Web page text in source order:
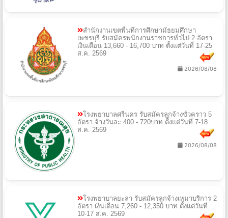
สำนักงานเขตพื้นที่การศึกษามัธยมศึกษา
เพชรบุรี รับสมัครพนักงานราชการทั่วไป 2 อัตรา
เงินเดือน 13,660 - 16,700 บาท ตั้งแต่วันที่ 17-25
ส.ค. 2569
2026/08/08
โรงพยาบาลศรีนคร รับสมัครลูกจ้างชั่วคราว 5
อัตรา จ้างวันละ 400 - 720บาท ตั้งแต่วันที่ 7-18
ส.ค. 2569
2026/08/08
โรงพยาบาลยะลา รับสมัครลูกจ้างเหมาบริการ 2
อัตรา เงินเดือน 7,260 - 12,350 บาท ตั้งแต่วันที่
10-17 ส.ค. 2569